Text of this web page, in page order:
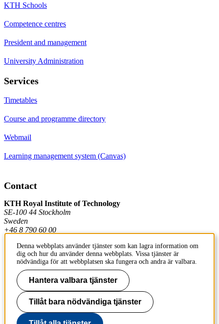
KTH Schools
Competence centres
President and management
University Administration
Services
Timetables
Course and programme directory
Webmail
Learning management system (Canvas)
Contact
KTH Royal Institute of Technology
SE-100 44 Stockholm
Sweden
+46 8 790 60 00
Contact KTH
Work at KTH
Press and media
About KTH website
Denna webbplats använder tjänster som kan lagra information om
dig och hur du använder denna webbplats. Vissa tjänster är
nödvändiga för att webbplatsen ska fungera och andra är valbara.
Hantera valbara tjänster
Tillåt bara nödvändiga tjänster